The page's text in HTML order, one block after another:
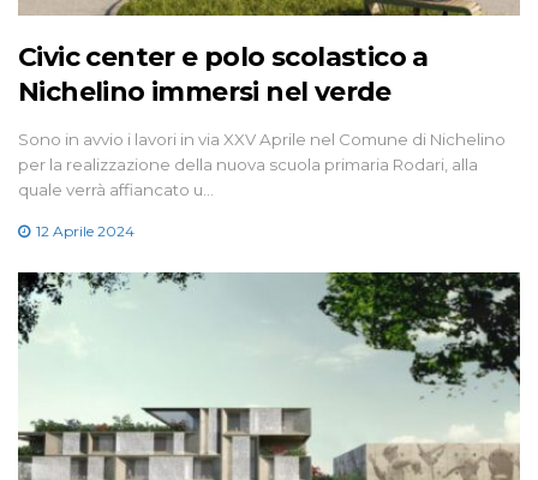
Civic center e polo scolastico a
Nichelino immersi nel verde
Sono in avvio i lavori in via XXV Aprile nel Comune di Nichelino
per la realizzazione della nuova scuola primaria Rodari, alla
quale verrà affiancato u…
12 Aprile 2024